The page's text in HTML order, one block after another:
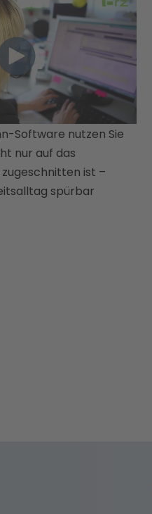
Software nutzen Sie
nur auf das
ist –
spürbar